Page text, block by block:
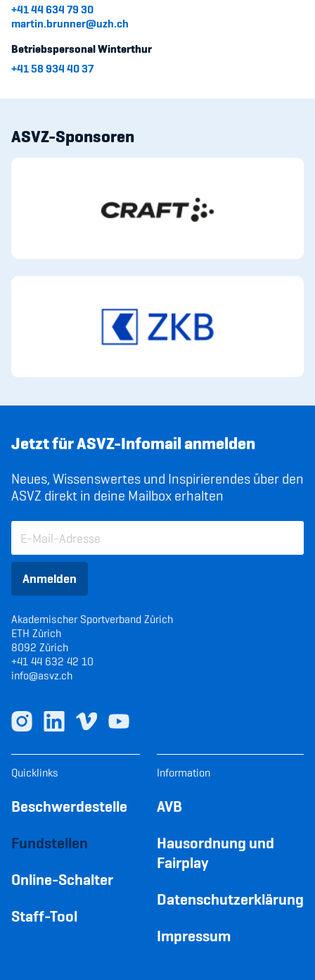
Mitgliedervereine
Sponsoren und Partner
Netzwerk
+41 44 634 79 30
martin.brunner@uzh.ch
Betriebspersonal Winterthur
+41 58 934 40 37
ASVZ-Sponsoren
Jetzt für ASVZ-Infomail anmelden
Neues, Wissenswertes und Inspirierendes über den
ASVZ direkt in deine Mailbox erhalten
Anmelden
Akademischer Sportverband Zürich
ETH Zürich
8092 Zürich
+41 44 632 42 10
info@asvz.ch
Quicklinks
Beschwerdestelle
Fundstellen
Online-Schalter
Staff-Tool
Information
AVB
Hausordnung und
Fairplay
Datenschutzerklärung
Impressum